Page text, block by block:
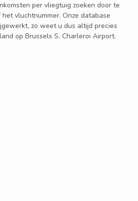
per vliegtuig zoeken door te
vluchtnummer. Onze database
zo weet u dus altijd precies
op Brussels S. Charleroi Airport.